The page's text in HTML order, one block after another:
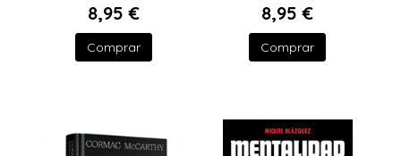
8,95 €
Comprar
8,95 €
Comprar